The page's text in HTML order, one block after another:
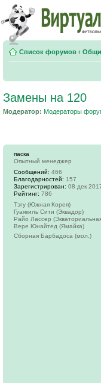
Список форумов ‹
Замены на 120
Модератор: Модераторы
паска
Опытный менеджер
Сообщений: 466
Благодарностей: 157
Зарегистрирован: 08 дек
Рейтинг: 786
Тэгу (Южная Корея)
Гуаякиль Сити (Эквадор)
Райо Лассер
Вере Юнайтед (Ямайка)
Сборная Барбадоса (мол.)